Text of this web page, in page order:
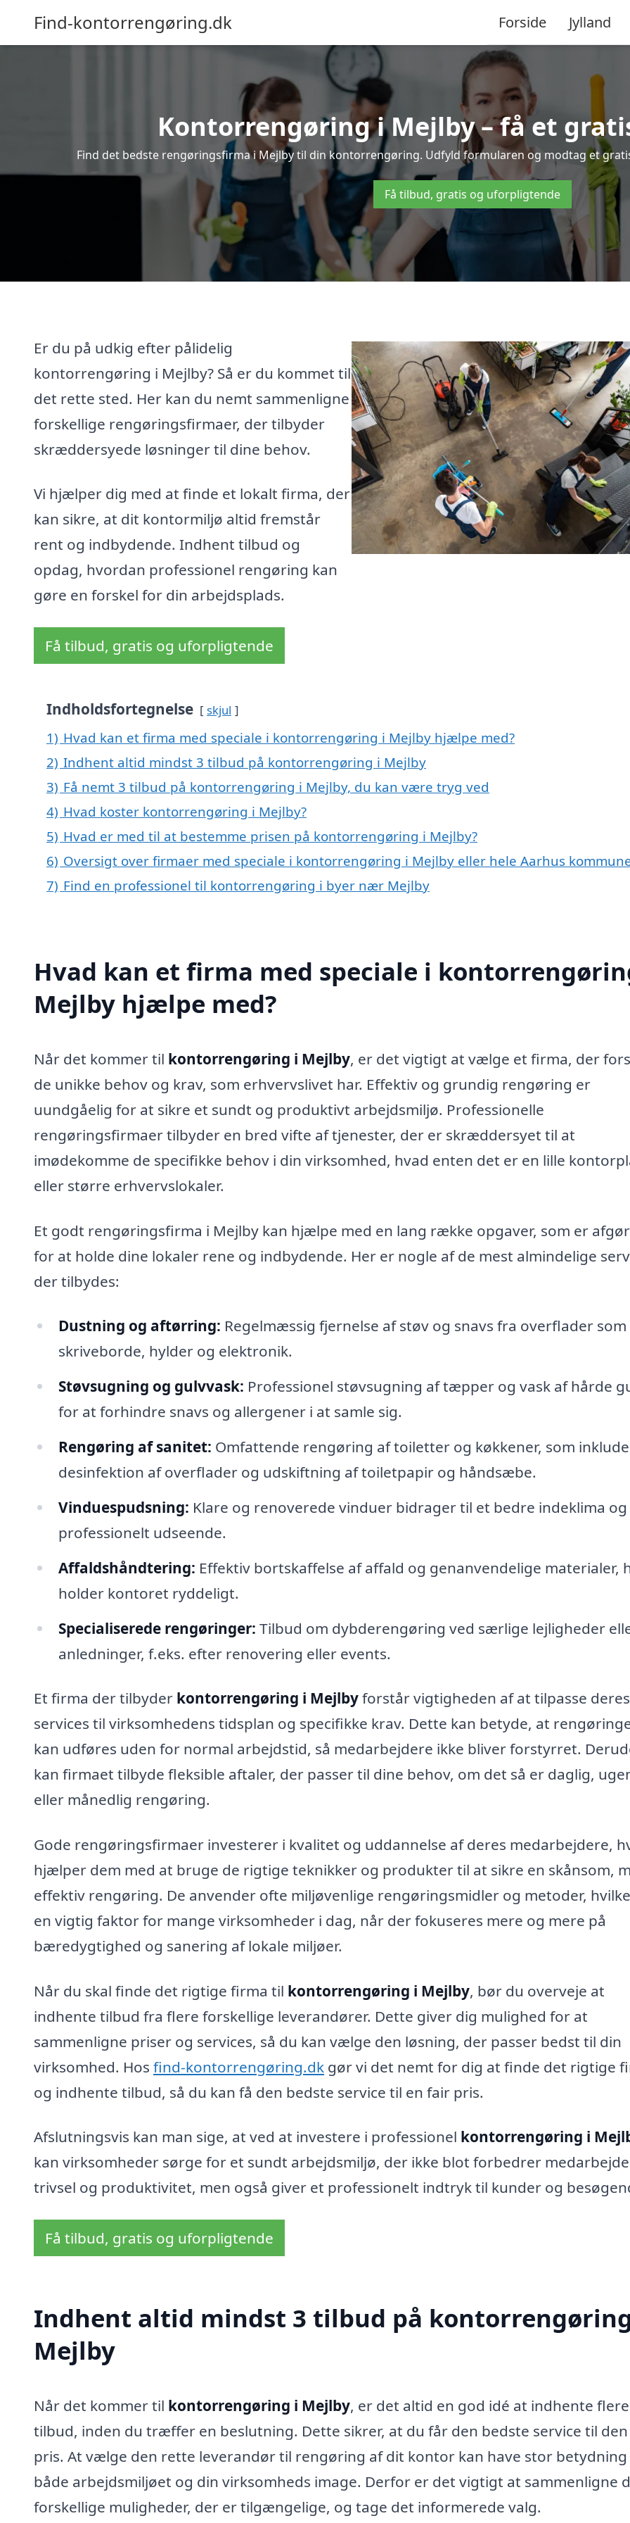
Find-kontorrengøring.dk Forside Jylland
Kontorrengøring i Mejlby – få et
Find det bedste rengøringsfirma i Mejlby til din kontorrengøring. Udfyld formularen og modtag et
Få tilbud, gratis og uforpligtende
Er du på udkig efter pålidelig
kontorrengøring i Mejlby? Så er du kommet til
det rette sted. Her kan du nemt sammenligne
forskellige rengøringsfirmaer, der tilbyder
skræddersyede løsninger til dine behov.
Vi hjælper dig med at finde et lokalt firma, der
kan sikre, at dit kontormiljø altid fremstår
rent og indbydende. Indhent tilbud og
opdag, hvordan professionel rengøring kan
gøre en forskel for din arbejdsplads.
Få tilbud, gratis og uforpligtende
Indholdsfortegnelse skjul
1) Hvad kan et firma med speciale i kontorrengøring i Mejlby hjælpe med?
2) Indhent altid mindst 3 tilbud på kontorrengøring i Mejlby
3) Få nemt 3 tilbud på kontorrengøring i Mejlby, du kan være tryg ved
4) Hvad koster kontorrengøring i Mejlby?
5) Hvad er med til at bestemme prisen på kontorrengøring i Mejlby?
6) Oversigt over firmaer med speciale i kontorrengøring i Mejlby eller hele Aarhus
7) Find en professionel til kontorrengøring i byer nær Mejlby
Hvad kan et firma med speciale i
Mejlby hjælpe med?
Når det kommer til kontorrengøring i Mejlby, er det vigtigt at vælge et firma, der
de unikke behov og krav, som erhvervslivet har. Effektiv og grundig rengøring er
uundgåelig for at sikre et sundt og produktivt arbejdsmiljø. Professionelle
rengøringsfirmaer tilbyder en bred vifte af tjenester, der er skræddersyet til at
imødekomme de specifikke behov i din virksomhed, hvad enten det er en lille
eller større erhvervslokaler.
Et godt rengøringsfirma i Mejlby kan hjælpe med en lang række opgaver, som er
for at holde dine lokaler rene og indbydende. Her er nogle af de mest almindelige
der tilbydes:
Dustning og aftørring: Regelmæssig fjernelse af støv og snavs fra overflader som
skriveborde, hylder og elektronik.
Støvsugning og gulvvask: Professionel støvsugning af tæpper og vask af hårde
for at forhindre snavs og allergener i at samle sig.
Rengøring af sanitet: Omfattende rengøring af toiletter og køkkener, som
desinfektion af overflader og udskiftning af toiletpapir og håndsæbe.
Vinduespudsning: Klare og renoverede vinduer bidrager til et bedre indeklima
professionelt udseende.
Affaldshåndtering: Effektiv bortskaffelse af affald og genanvendelige materialer,
holder kontoret ryddeligt.
Specialiserede rengøringer: Tilbud om dybderengøring ved særlige lejligheder
anledninger, f.eks. efter renovering eller events.
Et firma der tilbyder kontorrengøring i Mejlbyforstår vigtigheden af at tilpasse deres
services til virksomhedens tidsplan og specifikke krav. Dette kan betyde, at
kan udføres uden for normal arbejdstid, så medarbejdere ikke bliver forstyrret.
kan firmaet tilbyde fleksible aftaler, der passer til dine behov, om det så er daglig,
eller månedlig rengøring.
Gode rengøringsfirmaer investerer i kvalitet og uddannelse af deres medarbejdere,
hjælper dem med at bruge de rigtige teknikker og produkter til at sikre en skånsom,
effektiv rengøring. De anvender ofte miljøvenlige rengøringsmidler og metoder,
en vigtig faktor for mange virksomheder i dag, når der fokuseres mere og mere på
bæredygtighed og sanering af lokale miljøer.
Når du skal finde det rigtige firma til kontorrengøring i Mejlby, bør du overveje at
indhente tilbud fra flere forskellige leverandører. Dette giver dig mulighed for at
sammenligne priser og services, så du kan vælge den løsning, der passer bedst til din
virksomhed. Hos find-kontorrengøring.dk gør vi det nemt for dig at finde det rigtige
og indhente tilbud, så du kan få den bedste service til en fair pris.
Afslutningsvis kan man sige, at ved at investere i professionel kontorrengøring i
kan virksomheder sørge for et sundt arbejdsmiljø, der ikke blot forbedrer
trivsel og produktivitet, men også giver et professionelt indtryk til kunder og
Få tilbud, gratis og uforpligtende
Indhent altid mindst 3 tilbud på
Mejlby
Når det kommer til kontorrengøring i Mejlby, er det altid en god idé at indhente flere
tilbud, inden du træffer en beslutning. Dette sikrer, at du får den bedste service til
pris. At vælge den rette leverandør til rengøring af dit kontor kan have stor
både arbejdsmiljøet og din virksomheds image. Derfor er det vigtigt at sammenligne
forskellige muligheder, der er tilgængelige, og tage det informerede valg.